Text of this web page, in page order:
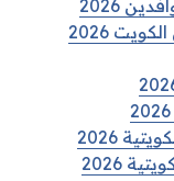
2026
2026
2026
2026